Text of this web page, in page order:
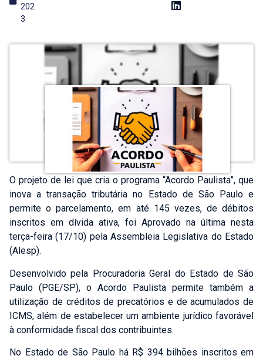
202
3
O projeto de lei que cria o programa “Acordo Paulista”, que
inova a transação tributária no Estado de São Paulo e
permite o parcelamento, em até 145 vezes, de débitos
inscritos em dívida ativa, foi Aprovado na última nesta
terça-feira (17/10) pela Assembleia Legislativa do Estado
(Alesp).
Desenvolvido pela Procuradoria Geral do Estado de São
Paulo (PGE/SP), o Acordo Paulista permite também a
utilização de créditos de precatórios e de acumulados de
ICMS, além de estabelecer um ambiente jurídico favorável
à conformidade fiscal dos contribuintes.
No Estado de São Paulo há R$ 394 bilhões inscritos em